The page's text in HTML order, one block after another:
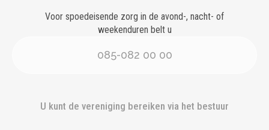
Voor spoedeisende zorg in de avond-, nacht- of
weekenduren belt u
085-082 00 00
U kunt de vereniging bereiken via het bestuur